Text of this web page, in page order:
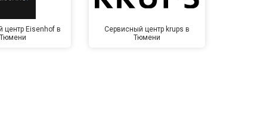
центр Eisenhof в
Тюмени
Сервисный центр krups в
Тюмени